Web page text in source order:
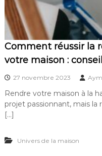
Comment réussir la
votre maison :
27 novembre 2023
Rendre votre maison à la
projet passionnant, mais
[…]
Univers de la maison